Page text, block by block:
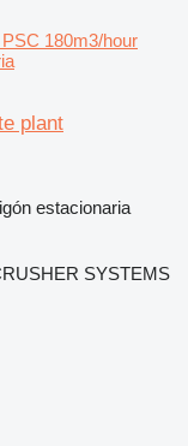
180m3/hour
plant
estacionaria
SYSTEMS